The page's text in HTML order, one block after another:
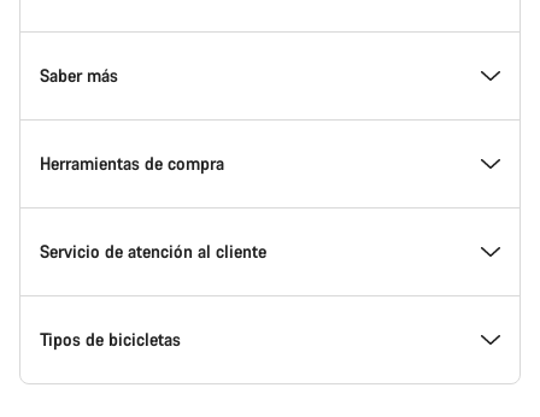
Conoce Canyon
Innovación en Canyon
Canyon Factory Racing
Premios
Saber más
Eventos
Encuentra un punto de servicio Canyon
Equipos, deportistas y ciclistas
Herramientas de compra
Encuentra tu bicicleta
Bicicletas disponibles
Servicio de atención al cliente
Centro de ayuda
Tipos de bicicletas